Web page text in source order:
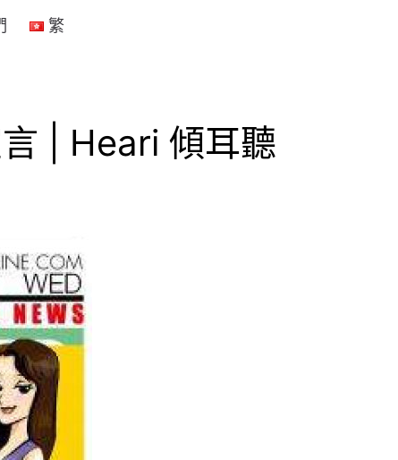
繁
| Heari 傾耳聽